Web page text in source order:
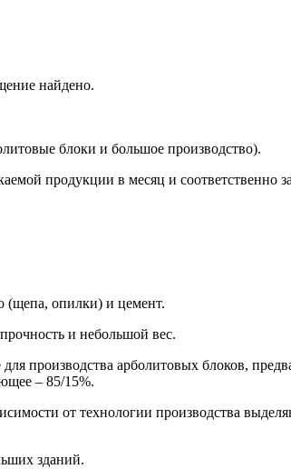
найдено.
блоки и большое производство).
продукции в месяц и соответственно
(щепа, опилки) и цемент.
и небольшой вес.
производства арболитовых блоков,
– 85/15%.
от технологии производства
зданий.